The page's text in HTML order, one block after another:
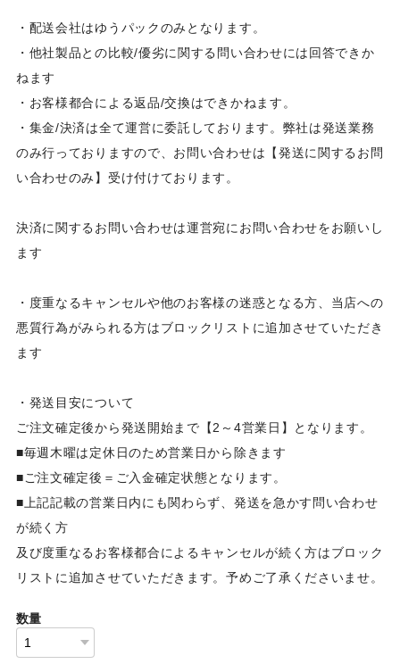
・配送会社はゆうパックのみとなります。
・他社製品との比較/優劣に関する問い合わせには回答できか
ねます
・お客様都合による返品/交換はできかねます。
・集金/決済は全て運営に委託しております。弊社は発送業務
のみ行っておりますので、お問い合わせは【発送に関するお問
い合わせのみ】受け付けております。
決済に関するお問い合わせは運営宛にお問い合わせをお願いし
ます
・度重なるキャンセルや他のお客様の迷惑となる方、当店への
悪質行為がみられる方はブロックリストに追加させていただき
ます
・発送目安について
ご注文確定後から発送開始まで【2～4営業日】となります。
■毎週木曜は定休日のため営業日から除きます
■ご注文確定後＝ご入金確定状態となります。
■上記記載の営業日内にも関わらず、発送を急かす問い合わせ
が続く方
及び度重なるお客様都合によるキャンセルが続く方はブロック
リストに追加させていただきます。予めご了承くださいませ。
数量